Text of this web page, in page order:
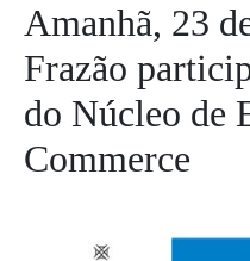
Amanhã, 23
Frazão
do Núcleo de
Commerce